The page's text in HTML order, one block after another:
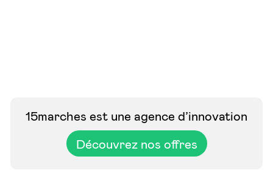
15marches est une agence d’innovation
Découvrez nos offres